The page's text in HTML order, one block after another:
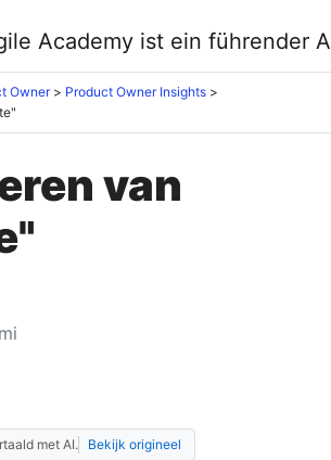
Owner
Product Owner Insights
van
met AI. Bekijk origineel